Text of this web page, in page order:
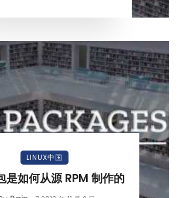
LINUX中国
是如何从源 RPM 制作的